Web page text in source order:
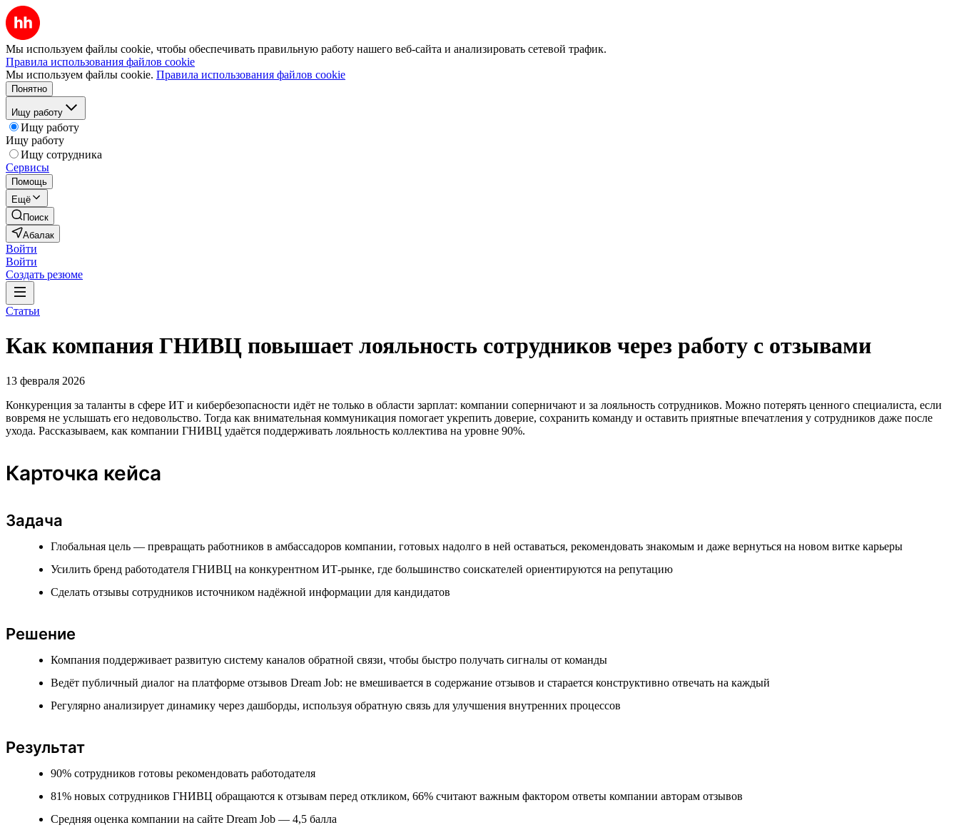
Мы используем файлы cookie, чтобы обеспечивать правильную работу нашего веб-сайта и анализировать сетевой трафик.
Правила использования файлов cookie
Мы используем файлы cookie. Правила использования файлов cookie
Понятно
Ищу работу
Ищу работу
Ищу работу
Ищу сотрудника
Сервисы
Помощь
Ещё
Поиск
Абалак
Войти
Войти
Создать резюме
Статьи
Как компания ГНИВЦ повышает лояльность сотрудников через работу с отзывами
13 февраля 2026
Конкуренция за таланты в сфере ИТ и кибербезопасности идёт не только в области зарплат: компании соперничают и за лояльность сотрудников. Можно потерять ценного специалиста, если
вовремя не услышать его недовольство. Тогда как внимательная коммуникация помогает укрепить доверие, сохранить команду и оставить приятные впечатления у сотрудников даже после
ухода. Рассказываем, как компании ГНИВЦ удаётся поддерживать лояльность коллектива на уровне 90%.
Карточка кейса
Задача
Глобальная цель — превращать работников в амбассадоров компании, готовых надолго в ней оставаться, рекомендовать знакомым и даже вернуться на новом витке карьеры
Усилить бренд работодателя ГНИВЦ на конкурентном ИТ-рынке, где большинство соискателей ориентируются на репутацию
Сделать отзывы сотрудников источником надёжной информации для кандидатов
Решение
Компания поддерживает развитую систему каналов обратной связи, чтобы быстро получать сигналы от команды
Ведёт публичный диалог на платформе отзывов Dream Job: не вмешивается в содержание отзывов и старается конструктивно отвечать на каждый
Регулярно анализирует динамику через дашборды, используя обратную связь для улучшения внутренних процессов
Результат
90% сотрудников готовы рекомендовать работодателя
81% новых сотрудников ГНИВЦ обращаются к отзывам перед откликом, 66% считают важным фактором ответы компании авторам отзывов
Средняя оценка компании на сайте Dream Job — 4,5 балла